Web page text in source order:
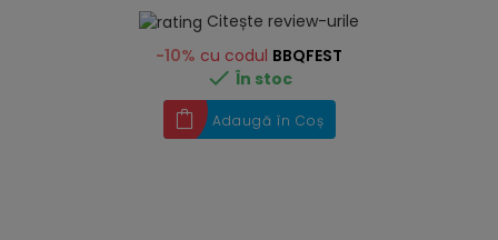
Citește review-urile
-10% cu codul BBQFEST
 În stoc
Adaugă în Coș